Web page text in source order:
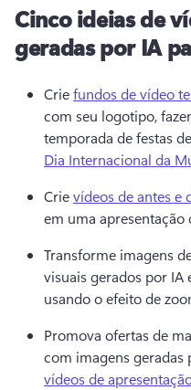
Cinco ideias de
geradas por IA
Crie fundos de vídeo
com seu logotipo,
temporada de festas
Dia Internacional da
Crie vídeos de antes e
Transforme imagens
visuais gerados por IA
usando o efeito de
Promova ofertas de
com imagens geradas
vídeos de